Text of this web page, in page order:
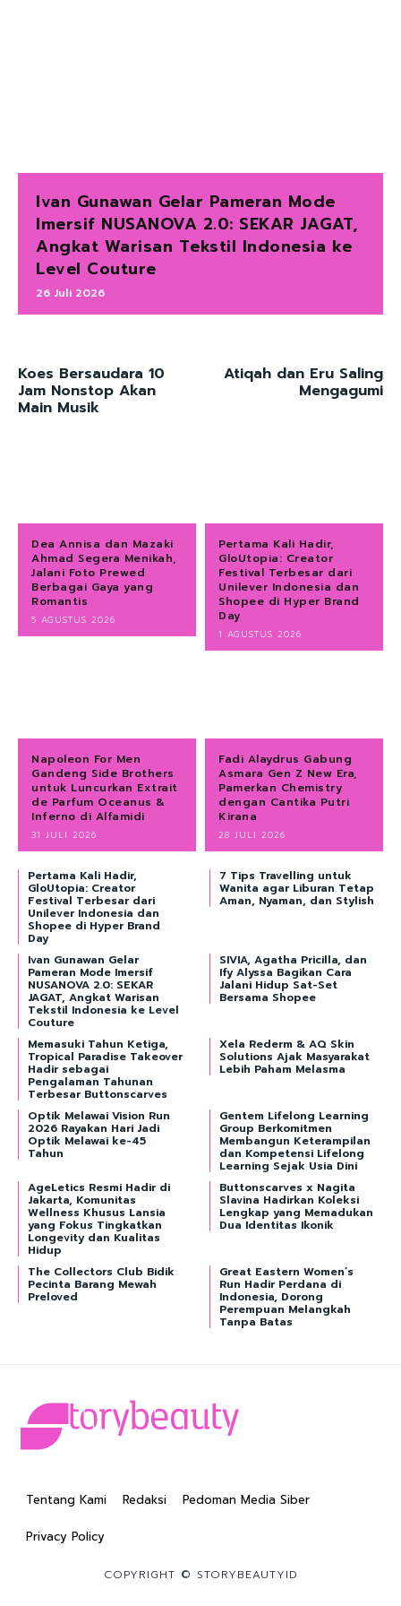
Ivan Gunawan Gelar Pameran Mode
Imersif NUSANOVA 2.0: SEKAR JAGAT,
Angkat Warisan Tekstil Indonesia ke
Level Couture
26 Juli 2026
Koes Bersaudara 10
Jam Nonstop Akan
Main Musik
Atiqah dan Eru Saling
Mengagumi
Dea Annisa dan Mazaki
Ahmad Segera Menikah,
Jalani Foto Prewed
Berbagai Gaya yang
Romantis
5 AGUSTUS 2026
Pertama Kali Hadir,
GloUtopia: Creator
Festival Terbesar dari
Unilever Indonesia dan
Shopee di Hyper Brand
Day
1 AGUSTUS 2026
Napoleon For Men
Gandeng Side Brothers
untuk Luncurkan Extrait
de Parfum Oceanus &
Inferno di Alfamidi
31 JULI 2026
Fadi Alaydrus Gabung
Asmara Gen Z New Era,
Pamerkan Chemistry
dengan Cantika Putri
Kirana
28 JULI 2026
Pertama Kali Hadir,
GloUtopia: Creator
Festival Terbesar dari
Unilever Indonesia dan
Shopee di Hyper Brand
Day
7 Tips Travelling untuk
Wanita agar Liburan Tetap
Aman, Nyaman, dan Stylish
Ivan Gunawan Gelar
Pameran Mode Imersif
NUSANOVA 2.0: SEKAR
JAGAT, Angkat Warisan
Tekstil Indonesia ke Level
Couture
SIVIA, Agatha Pricilla, dan
Ify Alyssa Bagikan Cara
Jalani Hidup Sat-Set
Bersama Shopee
Memasuki Tahun Ketiga,
Tropical Paradise Takeover
Hadir sebagai
Pengalaman Tahunan
Terbesar Buttonscarves
Xela Rederm & AQ Skin
Solutions Ajak Masyarakat
Lebih Paham Melasma
Optik Melawai Vision Run
2026 Rayakan Hari Jadi
Optik Melawai ke-45
Tahun
Gentem Lifelong Learning
Group Berkomitmen
Membangun Keterampilan
dan Kompetensi Lifelong
Learning Sejak Usia Dini
AgeLetics Resmi Hadir di
Jakarta, Komunitas
Wellness Khusus Lansia
yang Fokus Tingkatkan
Longevity dan Kualitas
Hidup
Buttonscarves x Nagita
Slavina Hadirkan Koleksi
Lengkap yang Memadukan
Dua Identitas Ikonik
The Collectors Club Bidik
Pecinta Barang Mewah
Preloved
Great Eastern Women’s
Run Hadir Perdana di
Indonesia, Dorong
Perempuan Melangkah
Tanpa Batas
Tentang Kami Redaksi Pedoman Media Siber
Privacy Policy
COPYRIGHT © STORYBEAUTYID